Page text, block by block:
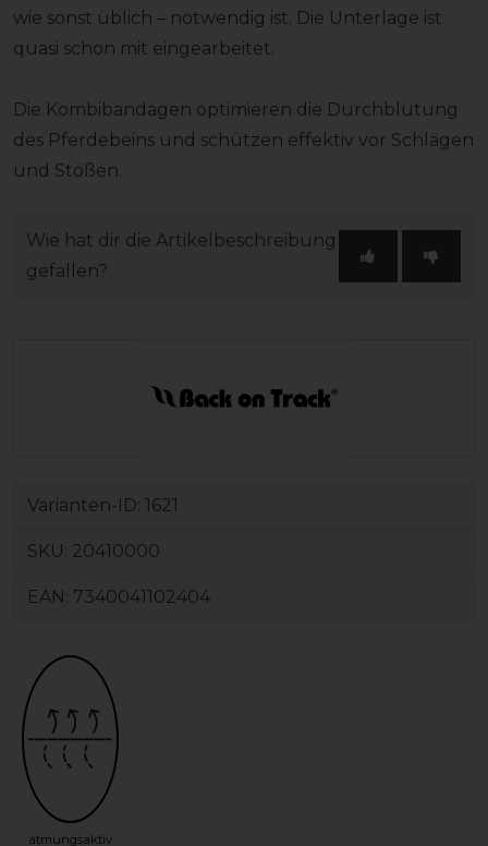
wie sonst üblich – notwendig ist. Die Unterlage ist
quasi schon mit eingearbeitet.
Die Kombibandagen optimieren die Durchblutung
des Pferdebeins und schützen effektiv vor Schlägen
und Stößen.
Wie hat dir die Artikelbeschreibung
gefallen?
Varianten-ID: 1621
SKU: 20410000
EAN: 7340041102404
atmungsaktiv